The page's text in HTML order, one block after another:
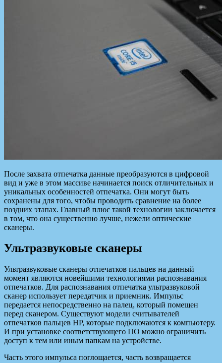
После захвата отпечатка данные преобразуются в цифровой
вид и уже в этом массиве начинается поиск отличительных и
уникальных особенностей отпечатка. Они могут быть
сохранены для того, чтобы проводить сравнение на более
поздних этапах. Главный плюс такой технологии заключается
в том, что она существенно лучше, нежели оптические
сканеры.
Ультразвуковые сканеры
Ультразвуковые сканеры отпечатков пальцев на данный
момент являются новейшими технологиями распознавания
отпечатков. Для распознавания отпечатка ультразвуковой
сканер использует передатчик и приемник. Импульс
передается непосредственно на палец, который помещен
перед сканером. Существуют модели считывателей
отпечатков пальцев HP, которые подключаются к компьютеру.
И при установке соответствующего ПО можно ограничить
доступ к тем или иным папкам на устройстве.
Часть этого импульса поглощается, часть возвращается